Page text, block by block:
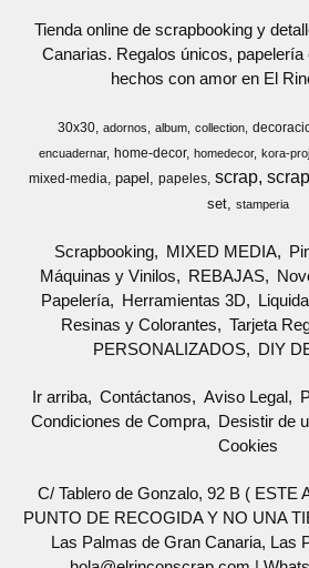
Tienda online de scrapbooking y
Canarias. Regalos únicos,
hechos con amor en El
30x30 adornos album collection
encuadernar
home-decor homedecor kora-
mixed-media papel papeles scrap
set stamperia
Scrapbooking MIXED MEDIA
Máquinas y Vinilos
REBAJAS
Papelería
Herramientas 3D
Resinas y Colorantes
Tarjeta
PERSONALIZADOS
DIY
Ir arriba Contáctanos Aviso Legal
Condiciones de Compra
Desistir de
Cookies
C/ Tablero de Gonzalo, 92 B ( ESTE
PUNTO DE RECOGIDA Y NO UNA
Las Palmas de Gran Canaria, Las